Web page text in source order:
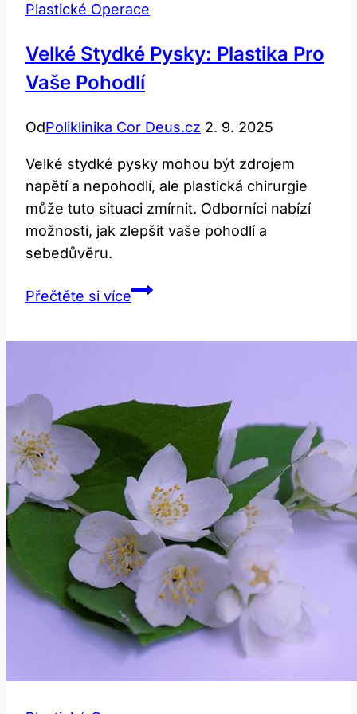
Plastické Operace
Velké Stydké Pysky: Plastika Pro
Vaše Pohodlí
OdPoliklinika Cor Deus.cz 2. 9. 2025
Velké stydké pysky mohou být zdrojem
napětí a nepohodlí, ale plastická chirurgie
může tuto situaci zmírnit. Odborníci nabízí
možnosti, jak zlepšit vaše pohodlí a
sebedůvěru.
Přečtěte si víceVelké
vaše